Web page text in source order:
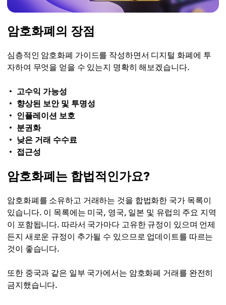
암호화폐의 장점
심층적인 암호화폐 가이드를 작성하면서 디지털 화폐에 투
자하여 무엇을 얻을 수 있는지 명확히 해보겠습니다.
고수익 가능성
향상된 보안 및 투명성
인플레이션 보호
분권화
낮은 거래 수수료
접근성
암호화폐는 합법적인가요?
암호화폐를 소유하고 거래하는 것을 합법화한 국가 목록이
있습니다. 이 목록에는 미국, 영국, 일본 및 유럽의 주요 지역
이 포함됩니다. 따라서 국가마다 고유한 규정이 있으며 언제
든지 새로운 규정이 추가될 수 있으므로 업데이트를 따르는
것이 좋습니다.
또한 중국과 같은 일부 국가에서는 암호화폐 거래를 완전히
금지했습니다.